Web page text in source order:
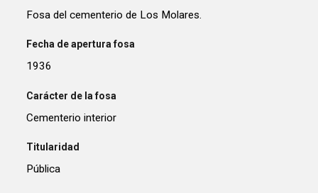
Fosa del cementerio de Los Molares.
Fecha de apertura fosa
1936
Carácter de la fosa
Cementerio interior
Titularidad
Pública